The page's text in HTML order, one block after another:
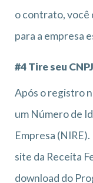
o contrato, você
para a empresa
#4 Tire seu CNPJ
Após o registro
um Número de
Empresa
site da Receita
download do